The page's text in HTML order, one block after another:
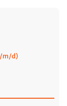
m/d)